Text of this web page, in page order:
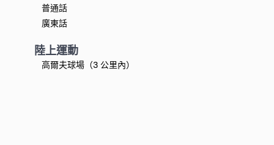
普通話
廣東話
陸上運動
高爾夫球場（3 公里內）